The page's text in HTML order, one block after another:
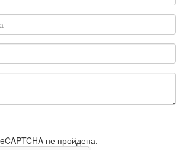
не пройдена.